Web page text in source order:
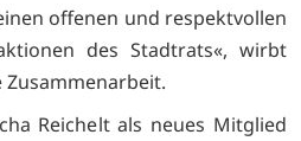
offenen und respektvollen
des Stadtrats«, wirbt
Reichelt als neues Mitglied